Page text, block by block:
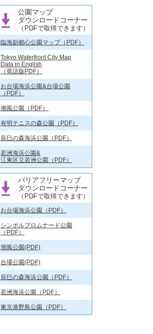
公園マップ
ダウンロードコーナー
（PDFで取得できます）
臨海副都心公園マップ（PDF）
Tokyo Waterfront City Map
Data in English
（英語版PDF）
お台場海浜公園&台場公園
（PDF）
潮風公園（PDF）
有明テニスの森公園（PDF）
辰巳の森海浜公園（PDF）
若洲海浜公園&
江東区立若洲公園（PDF）
バリアフリーマップ
ダウンロードコーナー
（PDFで取得できます）
お台場海浜公園（PDF）
シンボルプロムナード公園
（PDF）
潮風公園(PDF)
台場公園(PDF)
辰巳の森海浜公園（PDF）
若洲海浜公園（PDF）
東京港野鳥公園（PDF）